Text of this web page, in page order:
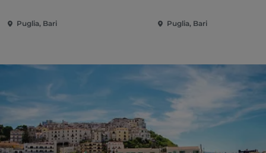
Puglia, Bari Puglia, Bari